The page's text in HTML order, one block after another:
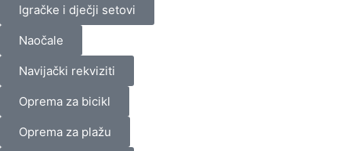
Igračke i dječji setovi
Naočale
Navijački rekviziti
Oprema za bicikl
Oprema za plažu